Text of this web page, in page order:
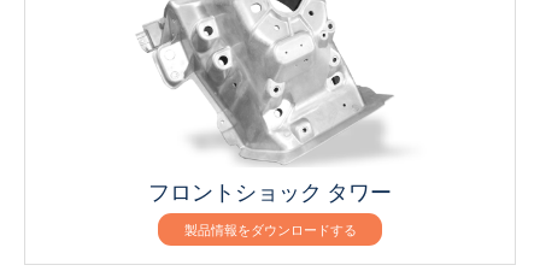
フロントショック タワー
製品情報をダウンロードする